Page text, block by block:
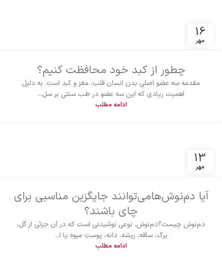
16
مهر
چطور از کبد خود محافظت کنیم؟
مقدمه سه عضو اصلی بدن انسان قلب، مغز و کبد است. به دلیل
اهمیت زیادی که این سه عضو در طب سنتی بر سل...
ادامه مطلب
13
مهر
آیا دم‌نوش‌هامی‌توانند جایگزین مناسبی برای
چای باشند؟
دم‌نوش چیست؟دم‌نوش، نوعی نوشیدنی است که در آن جزئی از گل،
برگ، ساقه، ریشه، دانه، پوستِ میوه یا ا...
ادامه مطلب